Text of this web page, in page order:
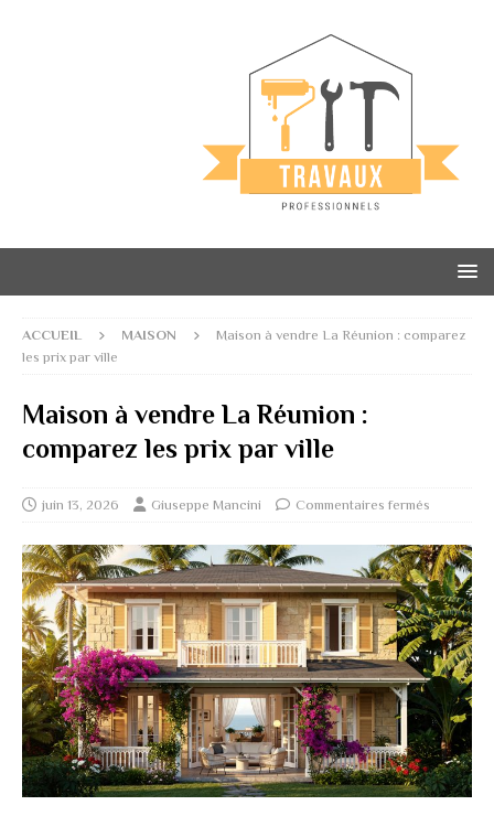
ACCUEIL MAISON
Maison à vendre La Réunion : comparez
les prix par ville
Maison à vendre La Réunion :
comparez les prix par ville
juin 13, 2026 Giuseppe Mancini Commentaires fermés